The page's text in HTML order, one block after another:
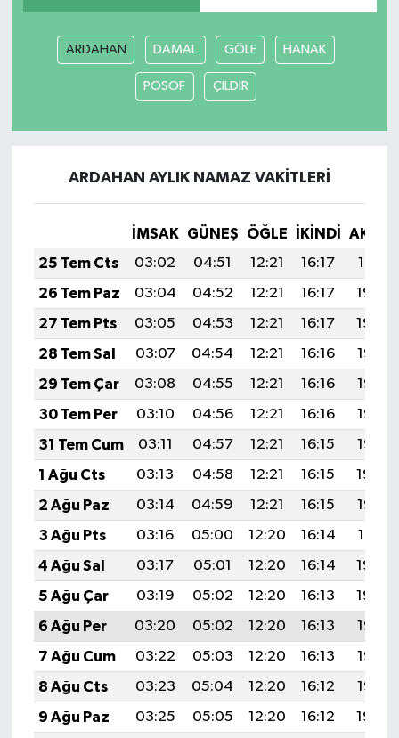
ARDAHAN DAMAL GÖLE HANAK
POSOF ÇILDIR
ARDAHAN AYLIK NAMAZ VAKITLERI
İMSAK GÜNEŞ ÖĞLE İKINDI
25 Tem Cts
03:02 04:51 12:21 16:17
19:41
26 Tem Paz
03:04 04:52 12:21 16:17
19:40
27 Tem Pts
03:05 04:53 12:21 16:17
19:39
28 Tem Sal
03:07 04:54 12:21 16:16
19:38
29 Tem Çar
03:08 04:55 12:21 16:16
19:37
30 Tem Per
03:10 04:56 12:21 16:16
19:36
31 Tem Cum
03:11 04:57 12:21 16:15
19:35
1 Ağu Cts
03:13 04:58 12:21 16:15
19:34
2 Ağu Paz
03:14 04:59 12:21 16:15
19:33
3 Ağu Pts
03:16 05:00 12:20 16:14
19:31
4 Ağu Sal
03:17 05:01 12:20 16:14
19:30
5 Ağu Çar
03:19 05:02 12:20 16:13
19:29
6 Ağu Per
03:20 05:02 12:20 16:13
19:28
7 Ağu Cum
03:22 05:03 12:20 16:13
19:27
8 Ağu Cts
03:23 05:04 12:20 16:12
19:25
9 Ağu Paz
03:25 05:05 12:20 16:12
19:24